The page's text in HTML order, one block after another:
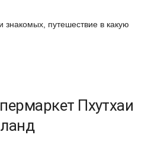
путешествие в какую
Пхутхаи